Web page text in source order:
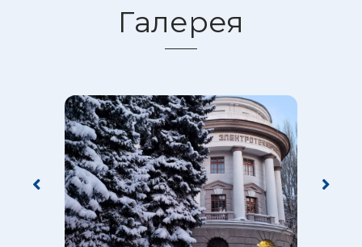
Галерея